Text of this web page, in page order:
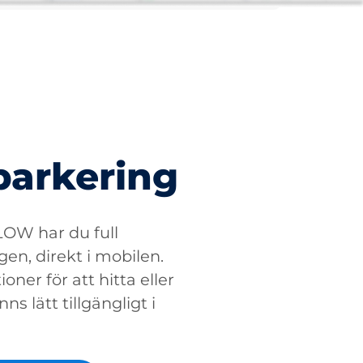
har du full
direkt i mobilen.
för att hitta eller
lätt tillgängligt i